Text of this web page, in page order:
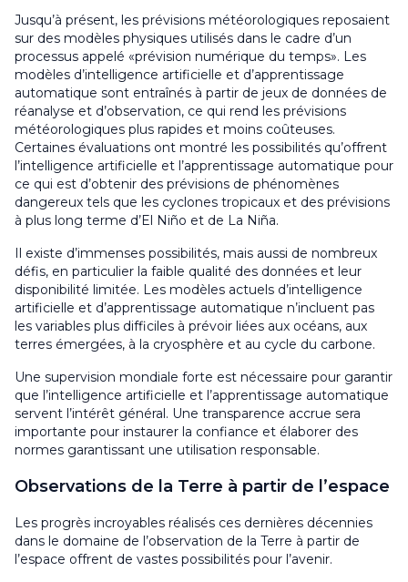
Jusqu’à présent, les prévisions météorologiques reposaient
sur des modèles physiques utilisés dans le cadre d’un
processus appelé «prévision numérique du temps». Les
modèles d’intelligence artificielle et d’apprentissage
automatique sont entraînés à partir de jeux de données de
réanalyse et d’observation, ce qui rend les prévisions
météorologiques plus rapides et moins coûteuses.
Certaines évaluations ont montré les possibilités qu’offrent
l’intelligence artificielle et l’apprentissage automatique pour
ce qui est d’obtenir des prévisions de phénomènes
dangereux tels que les cyclones tropicaux et des prévisions
à plus long terme d’El Niño et de La Niña.
Il existe d’immenses possibilités, mais aussi de nombreux
défis, en particulier la faible qualité des données et leur
disponibilité limitée. Les modèles actuels d’intelligence
artificielle et d’apprentissage automatique n’incluent pas
les variables plus difficiles à prévoir liées aux océans, aux
terres émergées, à la cryosphère et au cycle du carbone.
Une supervision mondiale forte est nécessaire pour garantir
que l’intelligence artificielle et l’apprentissage automatique
servent l’intérêt général. Une transparence accrue sera
importante pour instaurer la confiance et élaborer des
normes garantissant une utilisation responsable.
Observations de la Terre à partir de l’espace
Les progrès incroyables réalisés ces dernières décennies
dans le domaine de l’observation de la Terre à partir de
l’espace offrent de vastes possibilités pour l’avenir.